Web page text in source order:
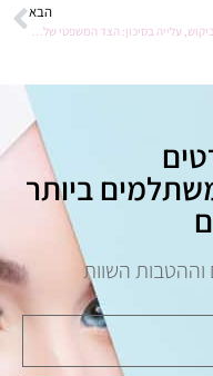
הבא
עלייה בביקוש, עלייה בסיכון: הצד המשפטי של עולם האסתטיקה
ביותר
השוות